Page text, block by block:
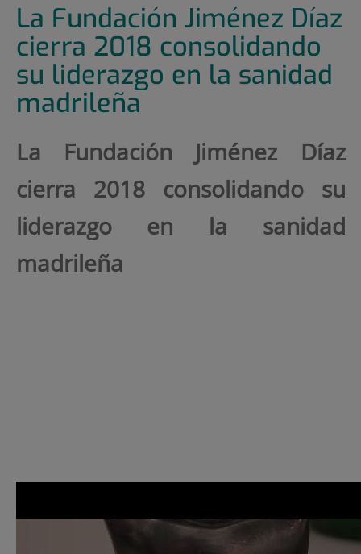
La Fundación Jiménez Díaz
cierra 2018 consolidando
su liderazgo en la sanidad
madrileña
La Fundación Jiménez Díaz
cierra 2018 consolidando su
liderazgo en la sanidad
madrileña